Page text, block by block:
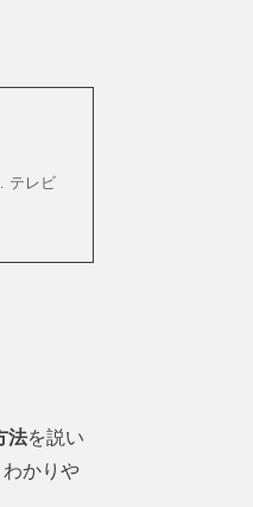
テレビ
法を説い
かりや